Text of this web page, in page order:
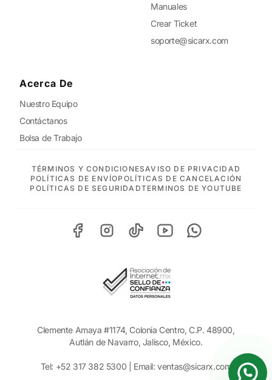
Manuales
Crear Ticket
soporte@sicarx.com
Acerca De
Nuestro Equipo
Contáctanos
Bolsa de Trabajo
TÉRMINOS Y CONDICIONESAVISO DE PRIVACIDAD
POLÍTICAS DE ENVÍOPOLÍTICAS DE CANCELACIÓN
POLÍTICAS DE SEGURIDADTERMINOS DE YOUTUBE
Clemente Amaya #1174, Colonia Centro, C.P. 48900,
Autlán de Navarro, Jalisco, México.
Tel: +52 317 382 5300 | Email:ventas@sicarx.com